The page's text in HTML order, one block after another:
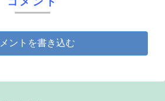
ントを書き込む